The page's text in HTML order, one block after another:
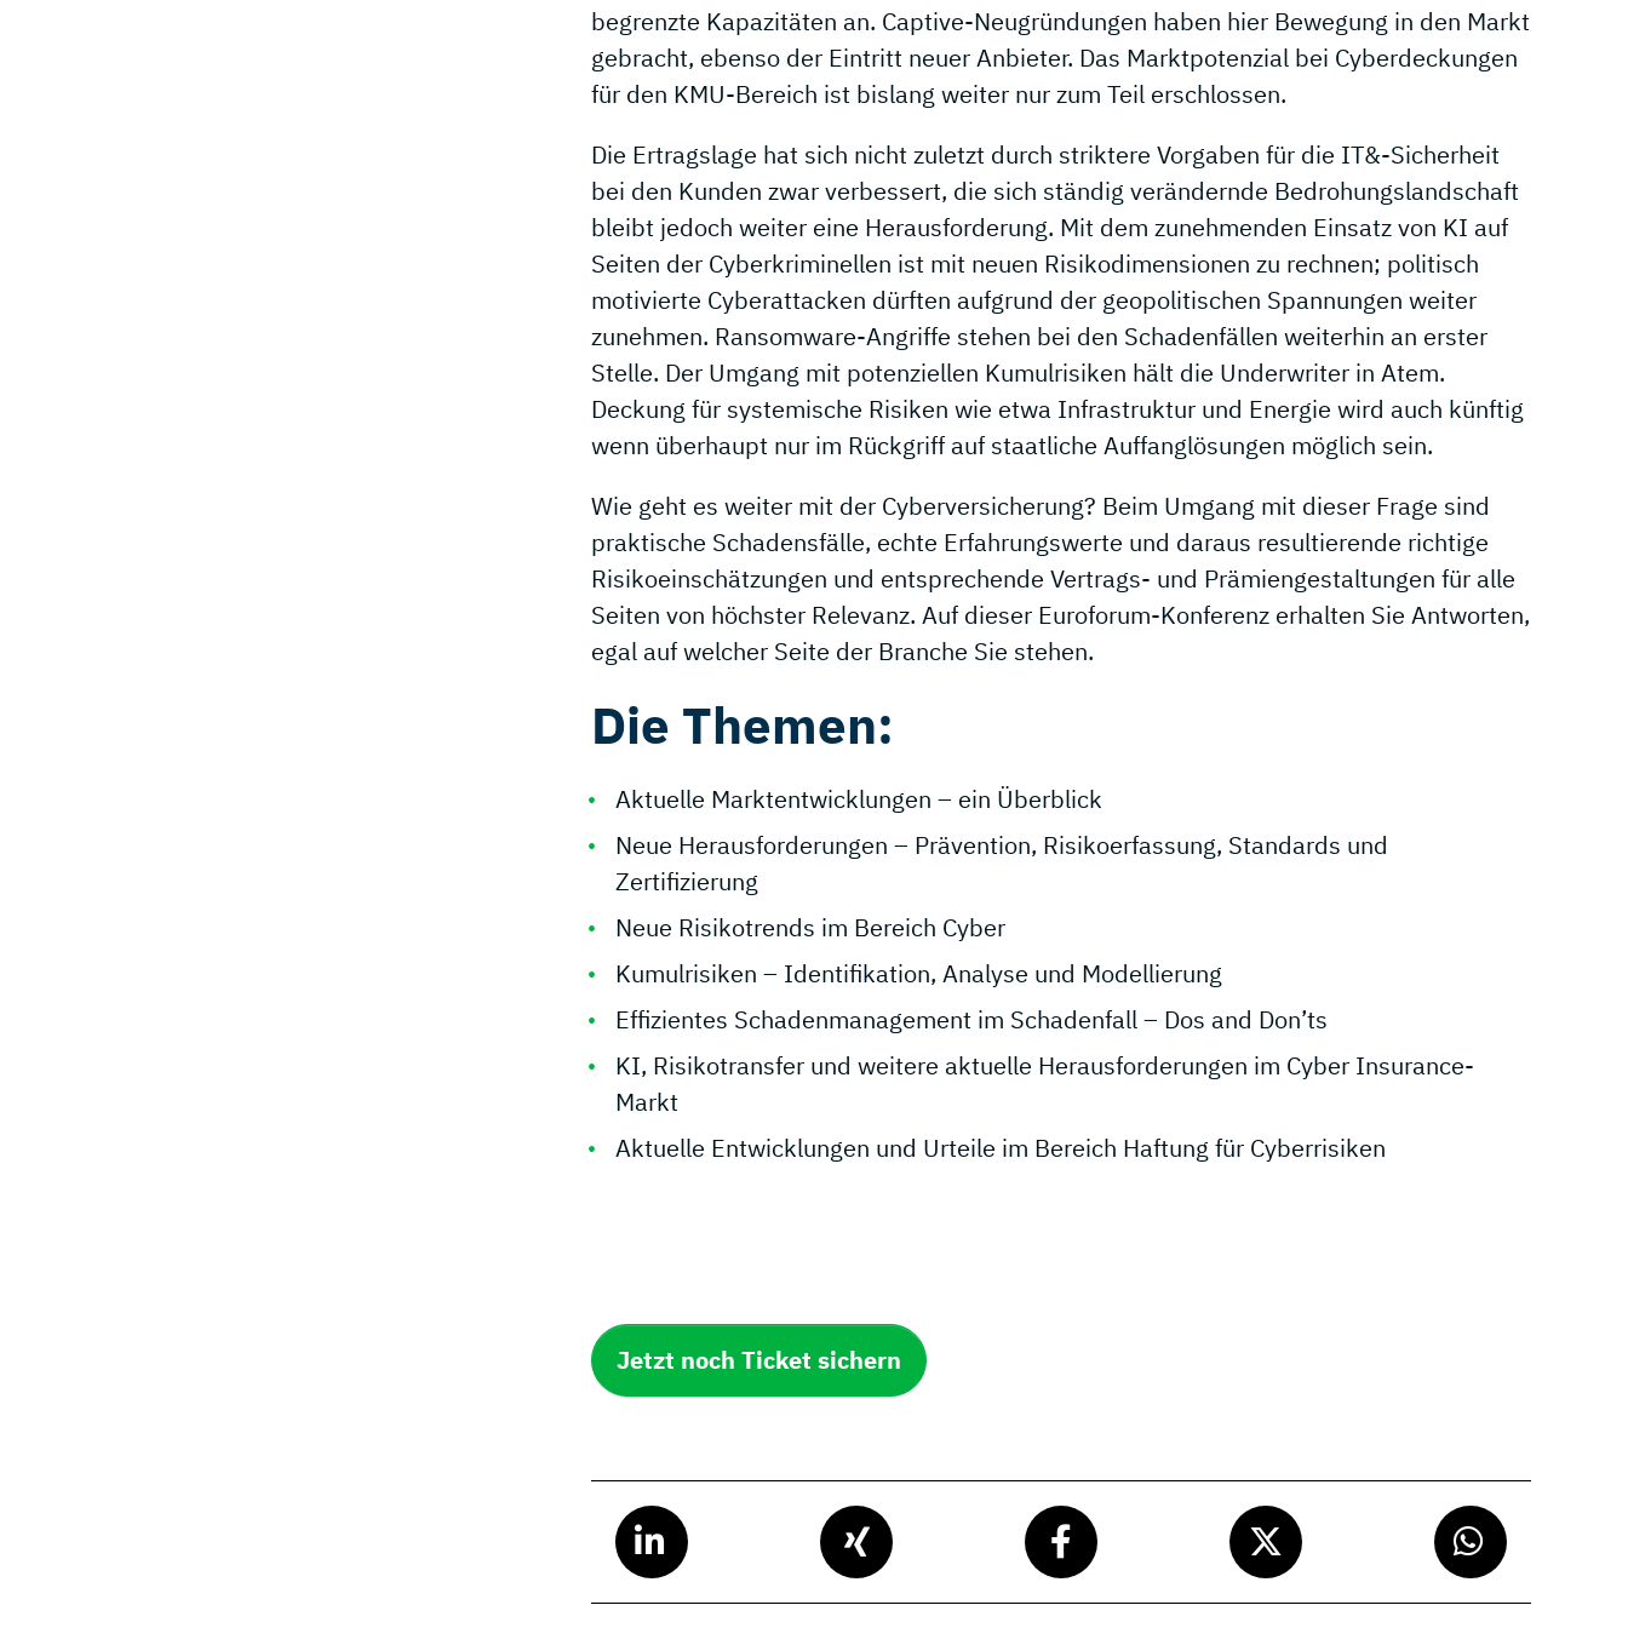
begrenzte Kapazitäten an. Captive-Neugründungen haben hier Bewegung in den Markt
gebracht, ebenso der Eintritt neuer Anbieter. Das Marktpotenzial bei Cyberdeckungen
für den KMU-Bereich ist bislang weiter nur zum Teil erschlossen.
Die Ertragslage hat sich nicht zuletzt durch striktere Vorgaben für die IT&-Sicherheit
bei den Kunden zwar verbessert, die sich ständig verändernde Bedrohungslandschaft
bleibt jedoch weiter eine Herausforderung. Mit dem zunehmenden Einsatz von KI auf
Seiten der Cyberkriminellen ist mit neuen Risikodimensionen zu rechnen; politisch
motivierte Cyberattacken dürften aufgrund der geopolitischen Spannungen weiter
zunehmen. Ransomware-Angriffe stehen bei den Schadenfällen weiterhin an erster
Stelle. Der Umgang mit potenziellen Kumulrisiken hält die Underwriter in Atem.
Deckung für systemische Risiken wie etwa Infrastruktur und Energie wird auch künftig
wenn überhaupt nur im Rückgriff auf staatliche Auffanglösungen möglich sein.
Wie geht es weiter mit der Cyberversicherung? Beim Umgang mit dieser Frage sind
praktische Schadensfälle, echte Erfahrungswerte und daraus resultierende richtige
Risikoeinschätzungen und entsprechende Vertrags- und Prämiengestaltungen für alle
Seiten von höchster Relevanz. Auf dieser Euroforum-Konferenz erhalten Sie Antworten,
egal auf welcher Seite der Branche Sie stehen.
Die Themen:
Aktuelle Marktentwicklungen – ein Überblick
Neue Herausforderungen – Prävention, Risikoerfassung, Standards und
Zertifizierung
Neue Risikotrends im Bereich Cyber
Kumulrisiken – Identifikation, Analyse und Modellierung
Effizientes Schadenmanagement im Schadenfall – Dos and Don’ts
KI, Risikotransfer und weitere aktuelle Herausforderungen im Cyber Insurance-
Markt
Aktuelle Entwicklungen und Urteile im Bereich Haftung für Cyberrisiken
Jetzt noch Ticket sichern